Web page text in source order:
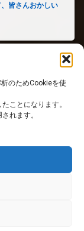
のためCookieを使
ことになります。
れます。
皆さんおかしい